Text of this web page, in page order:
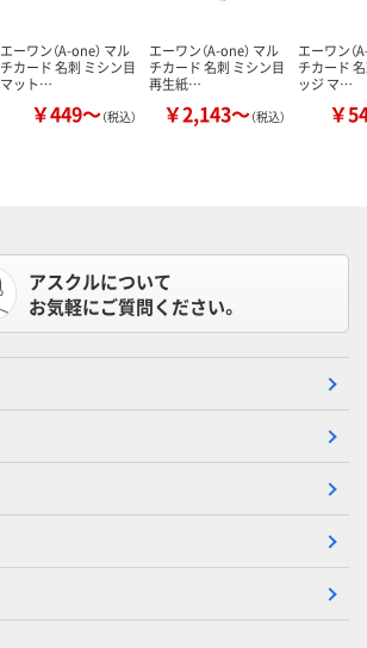
エーワン（A-one） マル
チカード 名刺 ミシン目
マット…
￥449～（税込）
エーワン（A-one） マル
チカード 名刺 ミシン目
再生紙…
￥2,143～（税込）
エーワン（
チカード
ッジ マ…
￥
アスクルについて
お気軽にご質問ください。